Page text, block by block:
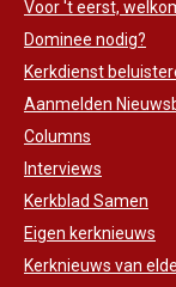
Voor 't eerst,
Dominee nodig?
Kerkdienst
Aanmelden
Columns
Interviews
Kerkblad Samen
Eigen kerknieuws
Kerknieuws van